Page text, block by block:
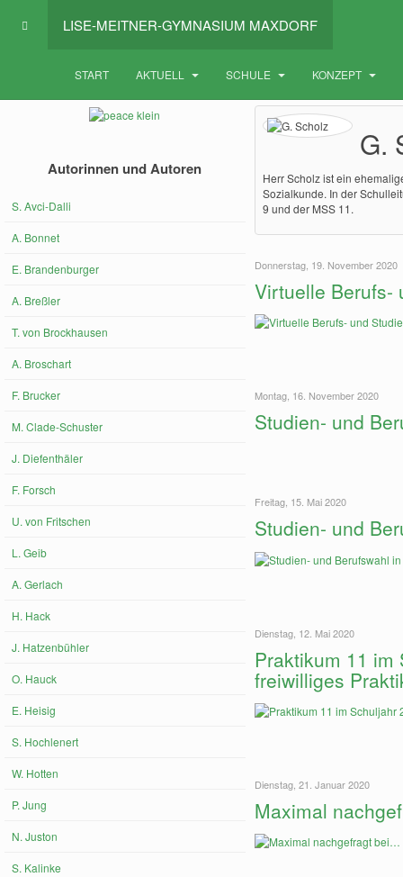
LISE-MEITNER-GYMNASIUM MAXDORF
START AKTUELL SCHULE KONZEPT
G.
Herr Scholz ist ein
Sozialkunde. In der
9 und der MSS 11.
Donnerstag, 19. November 2020
Virtuelle Berufs-
Montag, 16. November 2020
Studien- und
Freitag, 15. Mai 2020
Studien- und
Dienstag, 12. Mai 2020
Praktikum 11 im
freiwilliges
Dienstag, 21. Januar 2020
Maximal
Autorinnen und Autoren
S. Avci-Dalli
A. Bonnet
E. Brandenburger
A. Breßler
T. von Brockhausen
A. Broschart
F. Brucker
M. Clade-Schuster
J. Diefenthäler
F. Forsch
U. von Fritschen
L. Geib
A. Gerlach
H. Hack
J. Hatzenbühler
O. Hauck
E. Heisig
S. Hochlenert
W. Hotten
P. Jung
N. Juston
S. Kalinke